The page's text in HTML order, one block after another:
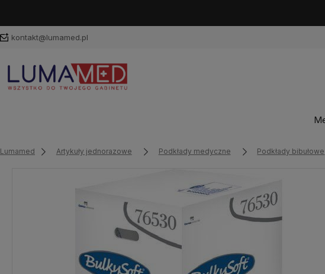
kontakt@lumamed.pl
Lumamed Artykuły jednorazowe Podkłady medyczne Podkłady bibułowe